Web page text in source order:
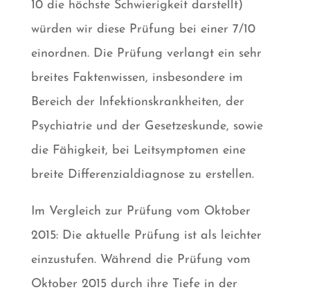
10 die höchste Schwierigkeit darstellt)
würden wir diese Prüfung bei einer 7/10
einordnen. Die Prüfung verlangt ein sehr
breites Faktenwissen, insbesondere im
Bereich der Infektionskrankheiten, der
Psychiatrie und der Gesetzeskunde, sowie
die Fähigkeit, bei Leitsymptomen eine
breite Differenzialdiagnose zu erstellen.
Im Vergleich zur Prüfung vom Oktober
2015: Die aktuelle Prüfung ist als leichter
einzustufen. Während die Prüfung vom
Oktober 2015 durch ihre Tiefe in der